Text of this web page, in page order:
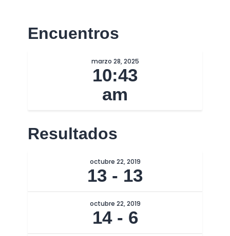
Encuentros
marzo 28, 2025
10:43
am
Resultados
octubre 22, 2019
13 - 13
octubre 22, 2019
14- 6